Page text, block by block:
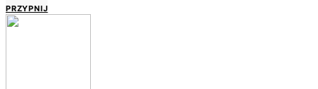
PRZYPNIJ